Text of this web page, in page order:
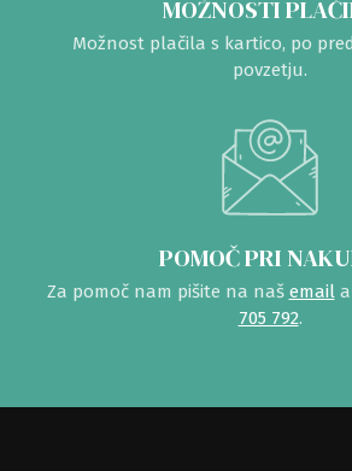
MOŽNOSTI
Možnost plačila s kartico, po
povzetju.
POMOČ PRI
Za pomoč nam pišite na naš email
705 792.